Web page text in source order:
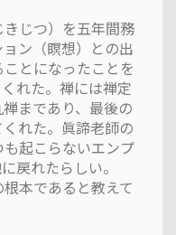
じつ）を五年間務
ン（瞑想）との出
とになったことを
れた。禅には禅定
まであり、最後の
れた。眞諦老師の
起こらないエンプ
戻れたらしい。
本であると教えて